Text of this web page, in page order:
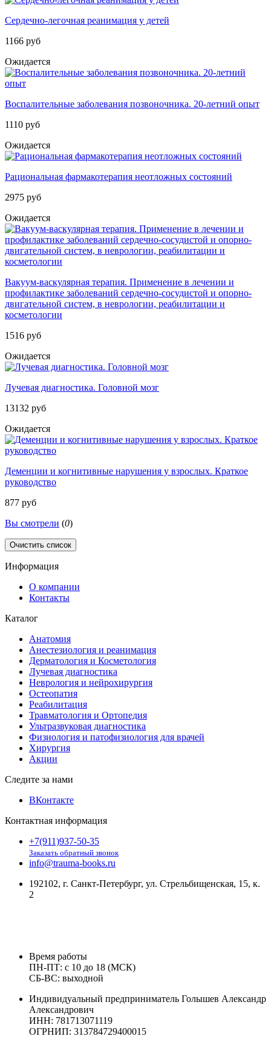
Сердечно-легочная реанимация у детей
1166 руб
Ожидается
Воспалительные заболевания позвоночника. 20-летний опыт
1110 руб
Ожидается
Рациональная фармакотерапия неотложных состояний
2975 руб
Ожидается
Вакуум-васкулярная терапия. Применение в лечении и
профилактике заболеваний сердечно-сосудистой и опорно-
двигательной систем, в неврологии, реабилитации и
косметологии
1516 руб
Ожидается
Лучевая диагностика. Головной мозг
13132 руб
Ожидается
Деменции и когнитивные нарушения у взрослых. Краткое
руководство
877 руб
Вы смотрели (0)
Очистить список
Информация
О компании
Контакты
Каталог
Анатомия
Анестезиология и реанимация
Дерматология и Косметология
Лучевая диагностика
Неврология и нейрохирургия
Остеопатия
Реабилитация
Травматология и Ортопедия
Ультразвуковая диагностика
Физиология и патофизиология для врачей
Хирургия
Акции
Следите за нами
ВКонтакте
Контактная информация
+7(911)937-50-35
Заказать обратный звонок
info@trauma-books.ru
192102, г. Санкт-Петербург, ул. Стрельбищенская, 15, к.
2
Время работы
ПН-ПТ: с 10 до 18 (МСК)
СБ-ВС: выходной
Индивидуальный предприниматель Голышев Александр
Александрович
ИНН: 781713071119
ОГРНИП: 313784729400015